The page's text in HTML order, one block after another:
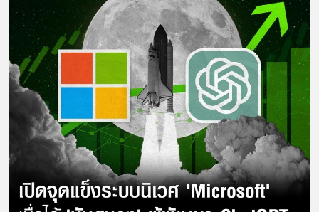
x-ด-ดล-blog-mrtharadhol-แคมเปญ
พิเศษ/ ติดต่อสอบถามคอร์สเรียนเพิ่ม
เติม Line : https://lin.ee/uaQvU5C
#เรียนรู้ผ่านการใช้จริง #มากกว่าการ
เรียนภาษา #InspireEnglish